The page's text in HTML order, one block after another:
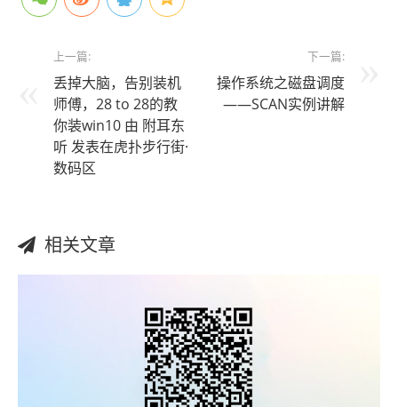
上一篇:
丢掉大脑，告别装机
师傅，28 to 28的教
你装win10 由 附耳东
听 发表在虎扑步行街·
数码区
下一篇:
操作系统之磁盘调度
——SCAN实例讲解
相关文章